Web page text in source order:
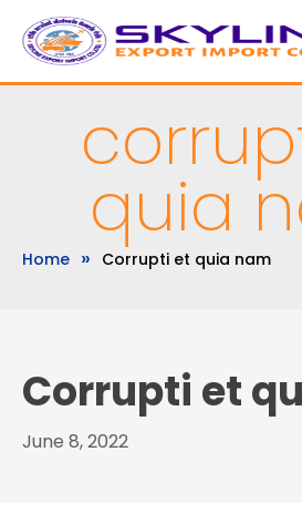
quia
Home » Corrupti et quia nam
Corrupti et
June 8, 2022